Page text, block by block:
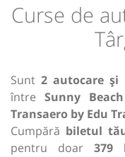
Curse de
Sunt2 autocare și
între Sunny Beach
Transaero by Edu
Cumpără biletul
pentru doar 379